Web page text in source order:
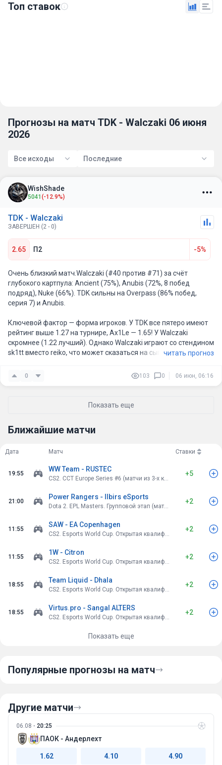
Топ ставок
Прогнозы на матч TDK - Walczaki 06 июня
2026
Все исходы Последние
WishShade
5041 (-12.9%)
TDK - Walczaki
ЗАВЕРШЕН (2 - 0)
2.65 П2 -5%
Очень близкий матч.Walczaki (#40 против #71) за счёт
глубокого картпула: Ancient (75%), Anubis (72%, 8 побед
подряд), Nuke (66%). TDK сильны на Overpass (86% побед,
серия 7) и Anubis.
Ключевой фактор — форма игроков. У TDK все пятеро имеют
рейтинг выше 1.27 на турнире, Ax1Le — 1.65! У Walczaki
скромнее (1.22 лучший). Однако Walczaki играют со стендином
sk1tt вместо reiko, что может сказаться на сыгранности.
Walczaki заберут Ancient, TDK — Overpass. Всё решится на
Прогноз: Победа Walczaki со счётом 2:1.
читать прогноз
0 103 0 06 июн, 06:16
Показать еще
Ближайшие матчи
Дата Матч Ставки
19:55
WW Team - RUSTEC
CS2. CCT Europe Series #6 (матчи из 3-х карт)
+5
21:00
Power Rangers - Ilbirs eSports
Dota 2. EPL Masters. Групповой этап (матчи из 3-х карт)
+2
11:55
SAW - EA Copenhagen
CS2. Esports World Cup. Открытая квалификация (матчи из 3-х карт)
+2
11:55
1W - Citron
CS2. Esports World Cup. Открытая квалификация (матчи из 3-х карт)
+2
18:55
Team Liquid - Dhala
CS2. Esports World Cup. Открытая квалификация (матчи из 3-х карт)
+2
18:55
Virtus.pro - Sangal ALTERS
CS2. Esports World Cup. Открытая квалификация (матчи из 3-х карт)
+2
Показать еще
Популярные прогнозы на матч
Другие матчи
06.08 20:25
ПАОК - Андерлехт
1.62 4.10 4.90